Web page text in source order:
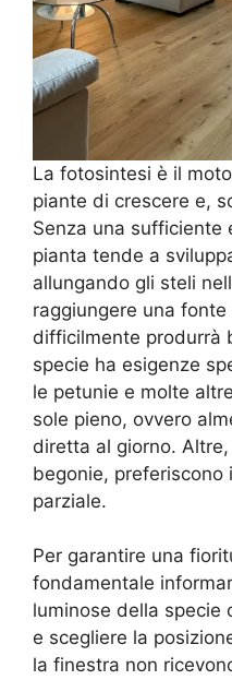
La fotosintesi è il
piante di crescere e,
Senza una sufficiente
pianta tende a
allungando gli steli
raggiungere una fonte
difficilmente produrrà
specie ha esigenze
le petunie e molte
sole pieno, ovvero
diretta al giorno.
begonie,
parziale.
Per garantire una
fondamentale
luminose della specie
e scegliere la
la finestra non